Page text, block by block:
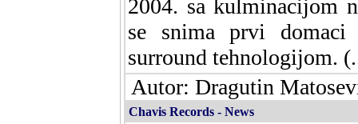
2004. sa kulminacijom
se snima prvi domaci
surround tehnologijom.
Autor: Dragutin
Chavis Records - News